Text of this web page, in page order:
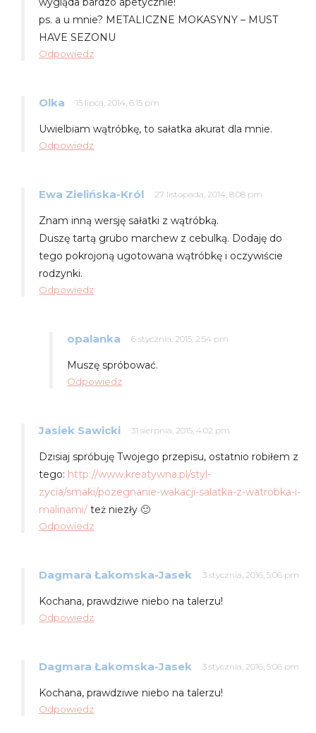
ps. a u mnie? METALICZNE MOKASYNY – MUST
HAVE SEZONU
Odpowiedz
Olka 15 lipca, 2014, 6:15 pm
Uwielbiam wątróbkę, to sałatka akurat dla mnie.
Odpowiedz
Ewa Zielińska-Król 27 listopada, 2014, 8:08 pm
Znam inną wersję sałatki z wątróbką.
Duszę tartą grubo marchew z cebulką. Dodaję do
tego pokrojoną ugotowana wątróbkę i oczywiście
rodzynki.
Odpowiedz
opalanka 6 stycznia, 2015, 2:54 pm
Muszę spróbować.
Odpowiedz
Jasiek Sawicki 31 sierpnia, 2015, 4:02 pm
Dzisiaj spróbuję Twojego przepisu, ostatnio robiłem z
tego: http://www.kreatywna.pl/styl-
zycia/smaki/pozegnanie-wakacji-salatka-z-watrobka-i-
malinami/ też niezły 🙂
Odpowiedz
Dagmara Łakomska-Jasek 3 stycznia, 2016, 5:06 pm
Kochana, prawdziwe niebo na talerzu!
Odpowiedz
Dagmara Łakomska-Jasek 3 stycznia, 2016, 5:06 pm
Kochana, prawdziwe niebo na talerzu!
Odpowiedz